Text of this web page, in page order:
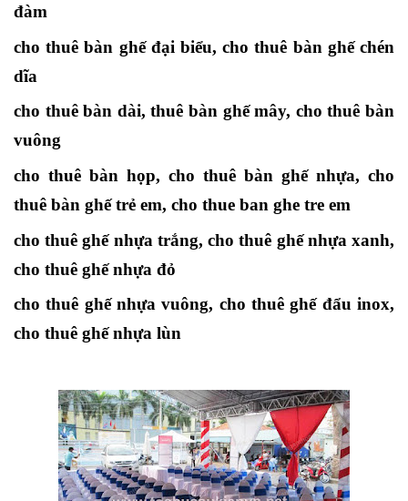
đàm
cho thuê bàn ghế đại biểu, cho thuê bàn ghế chén
dĩa
cho thuê bàn dài, thuê bàn ghế mây, cho thuê bàn
vuông
cho thuê bàn họp, cho thuê bàn ghế nhựa, cho
thuê bàn ghế trẻ em, cho thue ban ghe tre em
cho thuê ghế nhựa trắng, cho thuê ghế nhựa xanh,
cho thuê ghế nhựa đỏ
cho thuê ghế nhựa vuông, cho thuê ghế đẩu inox,
cho thuê ghế nhựa lùn